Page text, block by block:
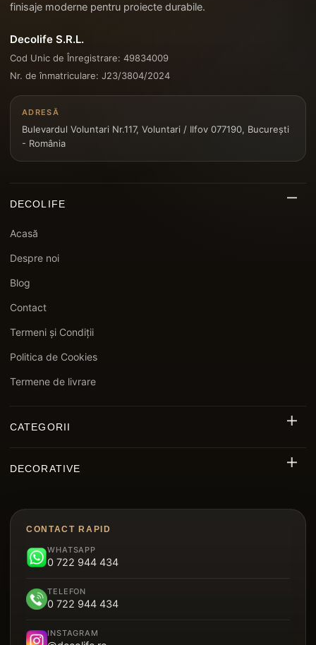
finisaje moderne pentru proiecte durabile.
Decolife S.R.L.
Cod Unic de Înregistrare: 49834009
Nr. de înmatriculare: J23/3804/2024
ADRESĂ
Bulevardul Voluntari Nr.117, Voluntari / Ilfov 077190, București
- România
DECOLIFE
Acasă
Despre noi
Blog
Contact
Termeni și Condiții
Politica de Cookies
Termene de livrare
CATEGORII
Panouri Decorative Cristal Carbon
Parchet SPC
Garduri
DECORATIVE
Brâu Decorative Duropolimer
Riflaje Polimer
Panou Sandwich Decorativ
CONTACT RAPID
WHATSAPP
0 722 944 434
TELEFON
0 722 944 434
INSTAGRAM